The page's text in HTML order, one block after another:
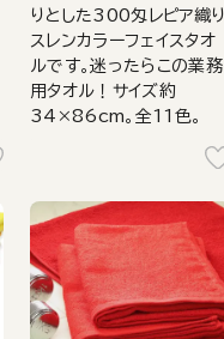
りとした300匁レピア織り
スレンカラーフェイスタオ
ルです。迷ったらこの業務
用タオル！サイズ約
34×86cm。全11色。